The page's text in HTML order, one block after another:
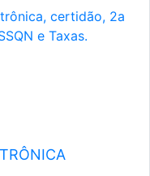
certidão, 2a
e Taxas.